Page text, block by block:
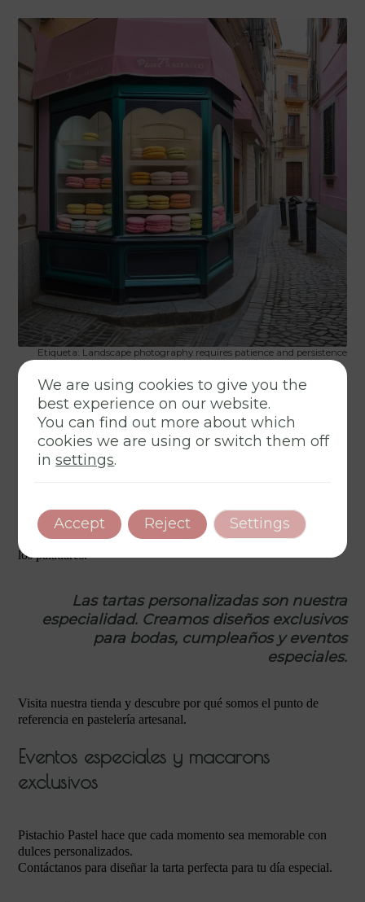
Etiqueta: Landscape photography requires patience and persistence
Artesanía pastelera que deleita los sentidos
Cada macaron y tarta es una obra de arte, hecha con amor y
detalle.
Nuestros macarons son famosos por su sabor auténtico y textura
perfecta. Elige entre una variedad de sabores únicos para todos
los paladares.
Las tartas personalizadas son nuestra
especialidad. Creamos diseños exclusivos
para bodas, cumpleaños y eventos
especiales.
Visita nuestra tienda y descubre por qué somos el punto de
referencia en pastelería artesanal.
Eventos especiales y macarons
exclusivos
Pistachio Pastel hace que cada momento sea memorable con
dulces personalizados.
Contáctanos para diseñar la tarta perfecta para tu día especial.
We are using cookies to give you the
best experience on our website.
You can find out more about which
cookies we are using or switch them off
insettings.
Accept Reject Settings